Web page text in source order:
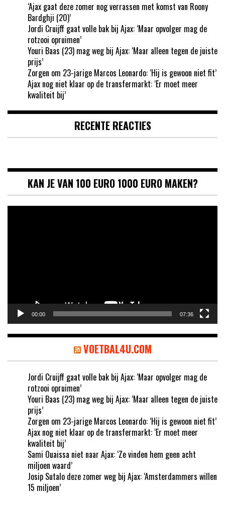
‘Ajax gaat deze zomer nog verrassen met komst van Roony
Bardghji (20)’
Jordi Cruijff gaat volle bak bij Ajax: ‘Maar opvolger mag de
rotzooi opruimen’
Youri Baas (23) mag weg bij Ajax: ‘Maar alleen tegen de juiste
prijs’
Zorgen om 23-jarige Marcos Leonardo: ‘Hij is gewoon niet fit’
Ajax nog niet klaar op de transfermarkt: ‘Er moet meer
kwaliteit bij’
RECENTE REACTIES
KAN JE VAN 100 EURO 1000 EURO MAKEN?
00:00 07:36
VOETBAL4U.COM
Jordi Cruijff gaat volle bak bij Ajax: ‘Maar opvolger mag de
rotzooi opruimen’
Youri Baas (23) mag weg bij Ajax: ‘Maar alleen tegen de juiste
prijs’
Zorgen om 23-jarige Marcos Leonardo: ‘Hij is gewoon niet fit’
Ajax nog niet klaar op de transfermarkt: ‘Er moet meer
kwaliteit bij’
Sami Ouaissa niet naar Ajax: ‘Ze vinden hem geen acht
miljoen waard’
Josip Sutalo deze zomer weg bij Ajax: ‘Amsterdammers willen
15 miljoen’